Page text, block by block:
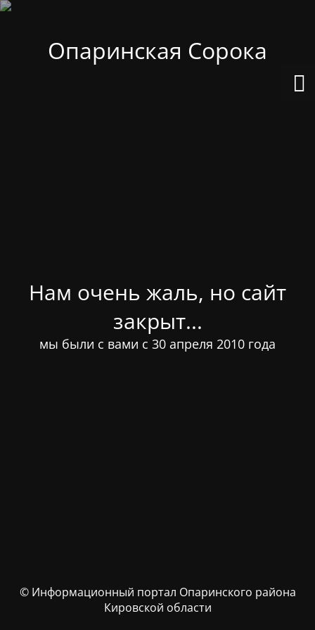
Опаринская Сорока
Нам очень жаль, но сайт
закрыт...
мы были с вами с 30 апреля 2010 года
© Информационный портал Опаринского района
Кировской области